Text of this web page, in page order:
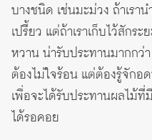
บางชนิด เช่นมะม่วง ถ้าเรา
เปรี้ยว แต่ถ้าเราเก็บไว้สัก
หวาน น่ารับประทานมากกว่
ต้องไม่ใจร้อน แต่ต้องรู้จักอ
เพื่อจะได้รับประทานผลไม้
ได้รอคอย